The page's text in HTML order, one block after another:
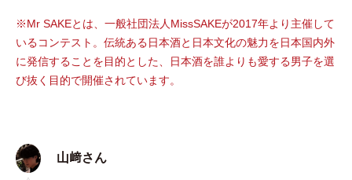
※Mr SAKEとは、一般社団法人MissSAKEが2017年より主催して
いるコンテスト。伝統ある日本酒と日本文化の魅力を日本国内外
に発信することを目的とした、日本酒を誰よりも愛する男子を選
び抜く目的で開催されています。
山﨑さん